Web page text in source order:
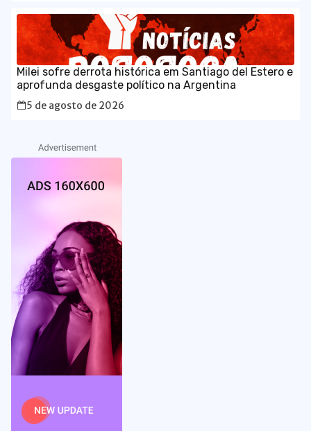
Milei sofre derrota histórica em Santiago del Estero e
aprofunda desgaste político na Argentina
5 de agosto de 2026